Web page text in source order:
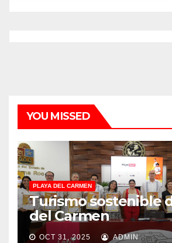
YOU MISSED
PLAYA DEL CARMEN
Turismo sostenible
del Carmen
OCT 31, 2025 ADMIN